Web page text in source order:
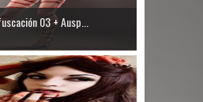
03 + Ausp...